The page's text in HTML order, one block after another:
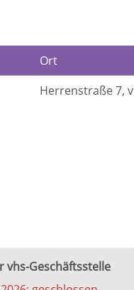
Ort
Herrenstraße 7,
vhs-Geschäftsstelle